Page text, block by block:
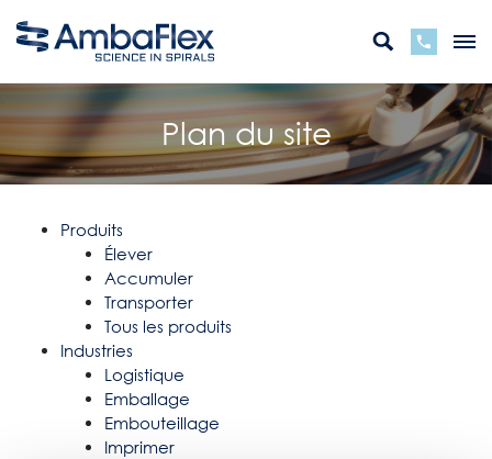
Plan du site
Produits
Élever
Accumuler
Transporter
Tous les produits
Industries
Logistique
Emballage
Embouteillage
Imprimer